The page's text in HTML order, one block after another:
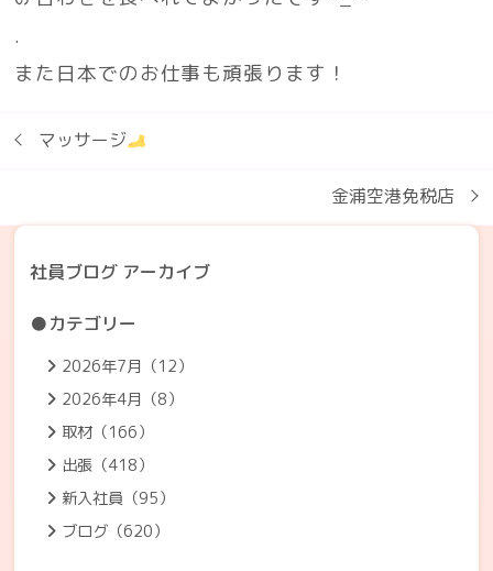
.
また日本でのお仕事も頑張ります！
マッサージ
金浦空港免税店
社員ブログ アーカイブ
●カテゴリー
2026年7月（12）
2026年4月（8）
取材（166）
出張（418）
新入社員（95）
ブログ（620）